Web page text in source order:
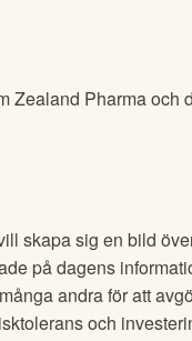
Zealand Pharmaoch
skapa sig en bild
på dagens
andra för att
och